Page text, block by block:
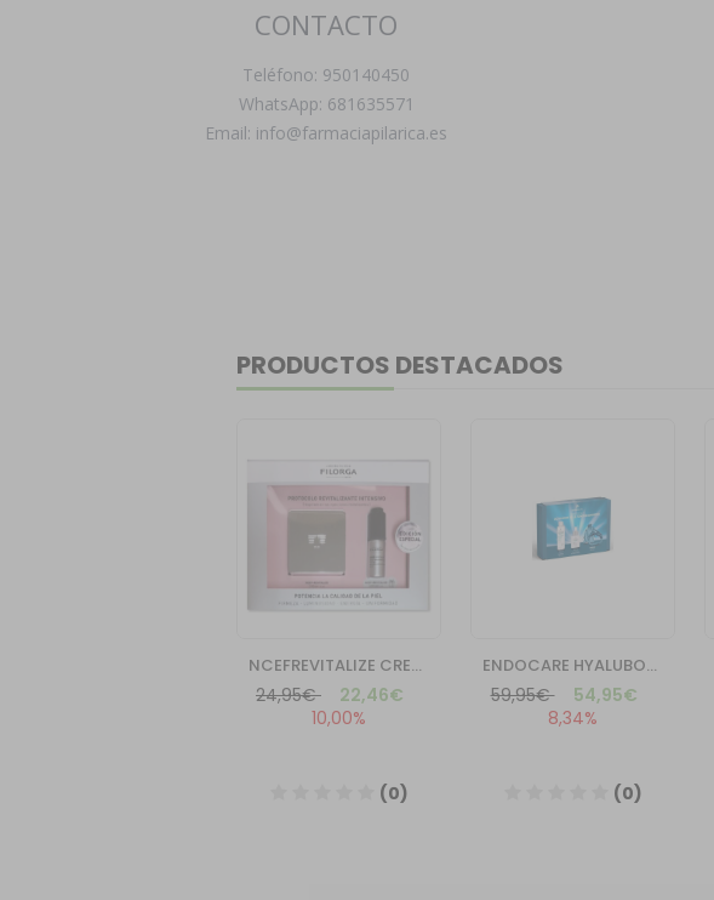
CONTACTO
Teléfono: 950140450
WhatsApp: 681635571
Email: info@farmaciapilarica.es